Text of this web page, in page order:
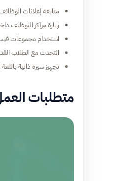
متابعة إعلانات
زيارة مراكز التوظيف
استخدام مجموعات
التحدث مع الطلاب
تجهيز سيرة ذاتية
متطلبات